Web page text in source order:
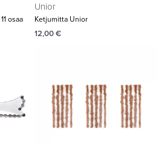
osaa
Unior
Ketjumitta Unior
12,00€